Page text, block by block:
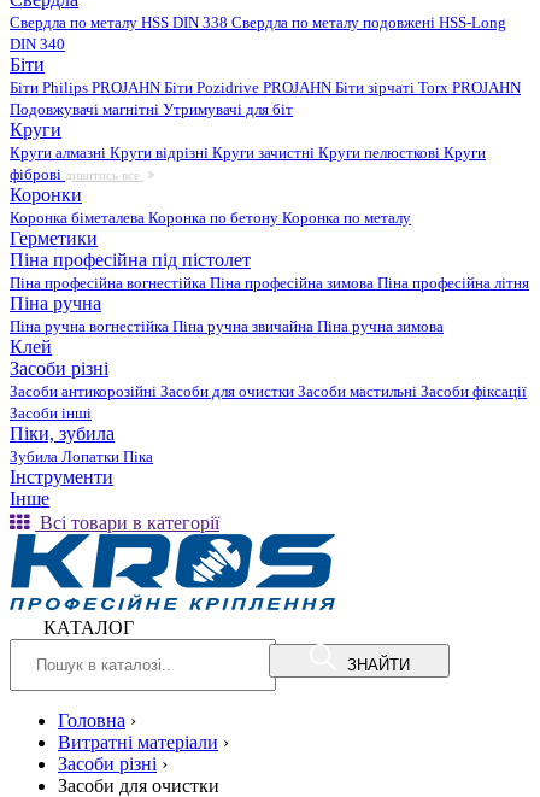
Свердла по металу HSS DIN 338 Свердла по металу подовжені HSS-Long
DIN 340
Біти
Біти Philips PROJAHN Біти Pozidrive PROJAHN Біти зірчаті Torx PROJAHN
Подовжувачі магнітні Утримувачі для біт
Круги
Круги алмазні Круги відрізні Круги зачистні Круги пелюсткові Круги
фіброві дивитись все
Коронки
Коронка біметалева Коронка по бетону Коронка по металу
Герметики
Піна професійна під пістолет
Піна професійна вогнестійка Піна професійна зимова Піна професійна літня
Піна ручна
Піна ручна вогнестійка Піна ручна звичайна Піна ручна зимова
Клей
Засоби різні
Засоби антикорозійні Засоби для очистки Засоби мастильні Засоби фіксації
Засоби інші
Піки, зубила
Зубила Лопатки Піка
Інструменти
Інше
Всі товари в категорії
КАТАЛОГ
ЗНАЙТИ
Головна ›
Витратні матеріали ›
Засоби різні ›
Засоби для очистки